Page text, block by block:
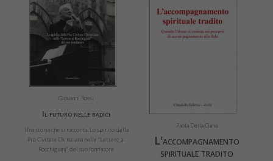
Giovanni Rossi
Il futuro nelle radici
Una storia che si racconta. Lo spirito della
Pro Civitate Christiana nelle “Lettere ai
Rocchigiani” del suo fondatore
Paola Della Ciana
L'accompagnamento
spirituale tradito